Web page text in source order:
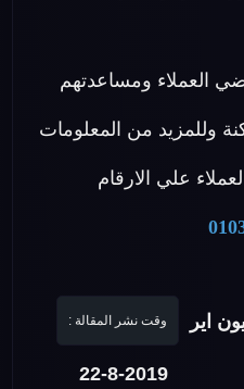
العملاء ومساعدتهم
وللمزيد من المعلومات
علي الارقام
اير وقت نشر المقالة :
22-8-2019